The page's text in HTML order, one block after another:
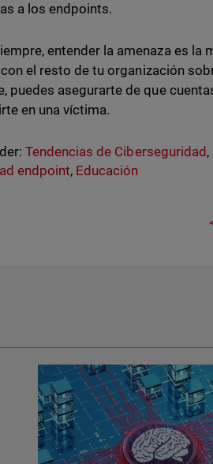
a los endpoints.
entender la amenaza es la
el resto de tu organización
puedes asegurarte de que
en una víctima.
Tendencias de Ciberseguridad ,
endpoint, Educación